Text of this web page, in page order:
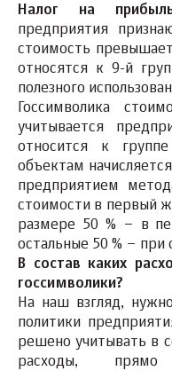
Налог на
предприятия
стоимость
относятся к 9-й
полезного
Госсимволика
учитывается
относится к
объектам
предприятием
стоимости в первый
размере 50 % – в
остальные 50 % – при
В состав каких
госсимволики?
На наш взгляд,
политики
решено учитывать в
расходы,